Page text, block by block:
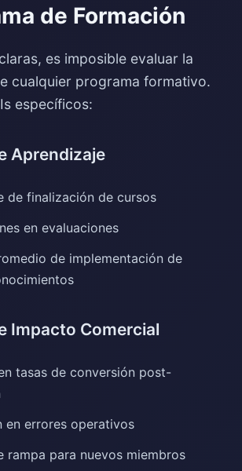
de Formación
es imposible evaluar la
cualquier programa formativo.
específicos:
Aprendizaje
de finalización de cursos
en evaluaciones
de implementación de
Impacto Comercial
tasas de conversión post-
en errores operativos
rampa para nuevos miembros